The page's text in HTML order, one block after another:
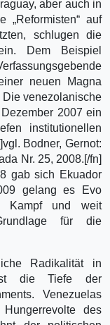
aber auch in
„Reformisten“ auf
schlugen die
Dem Beispiel
neuen Magna
venezolanische
2007 ein
institutionellen
Bodner, Gernot:
Nr. 25, 2008.[/fn]
gab sich Ekuador
gelang es Evo
Kampf und weit
für die
Radikalität in
ist die Tiefe der
Venezuelas
des